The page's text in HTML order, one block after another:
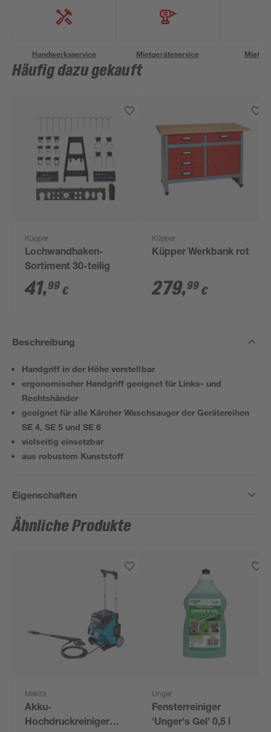
Handwerksservice Mietgeräteservice
Häufig dazu gekauft
Küpper
Lochwandhaken-
Sortiment 30-teilig
41,99 €
Küpper
Küpper Werkbank rot
279,99 €
Beschreibung
Handgriff in der Höhe verstellbar
ergonomischer Handgriff geeignet für Links- und
Rechtshänder
geeignet für alle Kärcher Waschsauger der Gerätereihen
SE 4, SE 5 und SE 6
vielseitig einsetzbar
aus robustem Kunststoff
Eigenschaften
Ähnliche Produkte
Makita
Akku-
Hochdruckreiniger
Unger
Fensterreiniger
'Unger's Gel' 0,5 l